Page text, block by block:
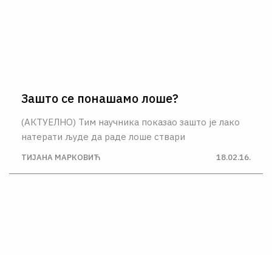
Зашто се понашамо лоше?
(АКТУЕЛНО) Тим научника показао зашто је лако
натерати људе да раде лоше ствари
ТИЈАНА МАРКОВИЋ 18.02.16.